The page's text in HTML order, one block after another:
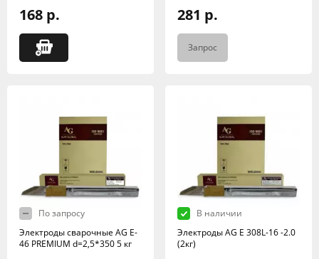
168 р. 281 р.
Запрос
По запросу
Электроды сварочные AG E-
46 PREMIUM d=2,5*350 5 кг
В наличии
Электроды AG E 308L-16 -2.0
(2кг)